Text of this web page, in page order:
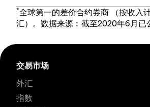
*全球第一的差价合约券商 （按收入
汇）。数据来源︰截至2020年6月已
交易市场
外汇
指数